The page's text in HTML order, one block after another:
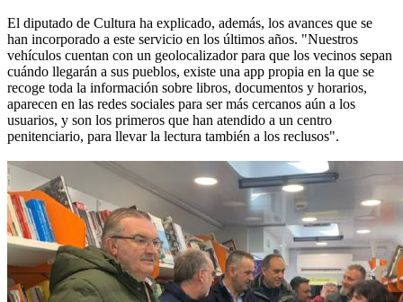
El diputado de Cultura ha explicado, además, los avances que se
han incorporado a este servicio en los últimos años. "Nuestros
vehículos cuentan con un geolocalizador para que los vecinos sepan
cuándo llegarán a sus pueblos, existe una app propia en la que se
recoge toda la información sobre libros, documentos y horarios,
aparecen en las redes sociales para ser más cercanos aún a los
usuarios, y son los primeros que han atendido a un centro
penitenciario, para llevar la lectura también a los reclusos".